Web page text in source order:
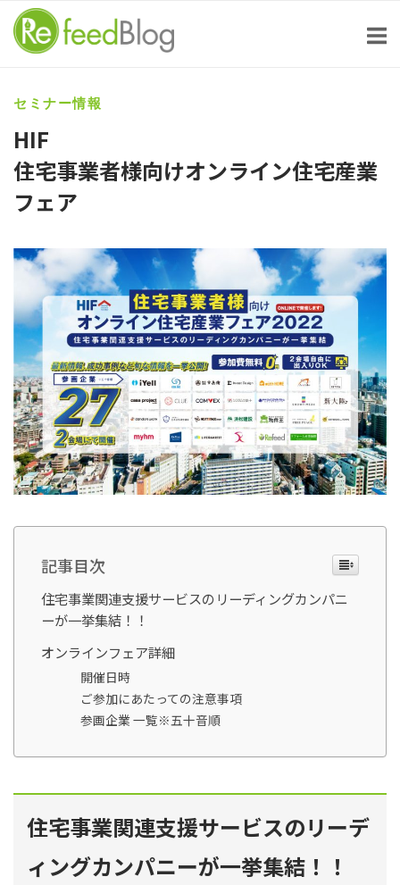
Skip
to
セミナー情報
HIF
住宅事業者様向けオンライン住宅産業
フェア
記事目次
住宅事業関連支援サービスのリーディングカンパニ
ーが一挙集結！！
オンラインフェア詳細
開催日時
ご参加にあたっての注意事項
参画企業 一覧※五十音順
住宅事業関連支援サービスのリーデ
ィングカンパニーが一挙集結！！